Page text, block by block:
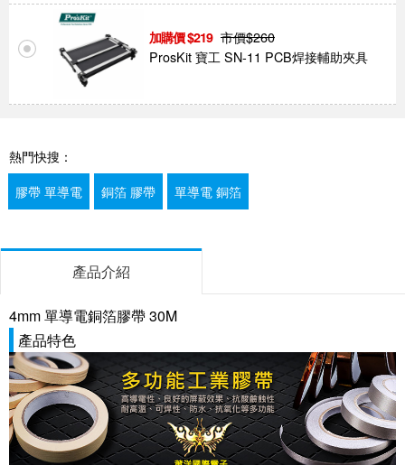
219 市價$260
ProsKit 寶工 SN-11 PCB焊接輔助夾具
熱門快搜：
膠帶 單導電
銅箔 膠帶 單導電 銅箔
產品介紹
4mm 單導電銅箔膠帶 30M
產品特色